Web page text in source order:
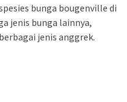
bunga bougenville di
jenis bunga lainnya,
jenis anggrek.